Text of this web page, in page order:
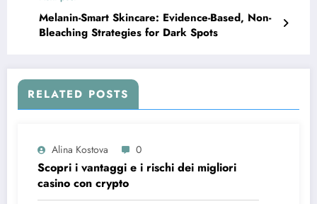
Melanin-Smart Skincare: Evidence-Based, Non-
Bleaching Strategies for Dark Spots
RELATED POSTS
Alina Kostova 0
Scopri i vantaggi e i rischi dei migliori
casino con crypto